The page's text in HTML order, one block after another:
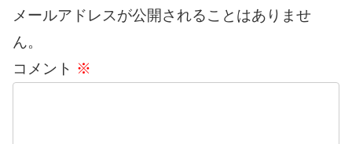
メールアドレスが公開されることはありませ
ん。
コメント ※